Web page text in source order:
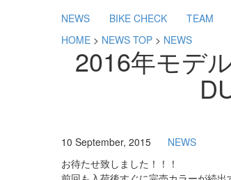
NEWS BIKE CHECK TEAM
HOME > NEWS TOP > NEWS
2016年モデ
10 September, 2015
NEWS
お待たせ致しました！！！